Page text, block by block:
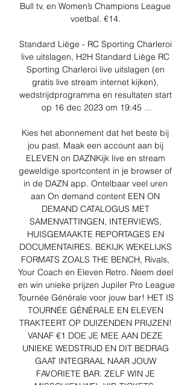
Bull tv, en Women’s Champions League
voetbal. €14.
Standard Liège - RC Sporting Charleroi
live uitslagen, H2H Standard Liège RC
Sporting Charleroi live uitslagen (en
gratis live stream internet kijken),
wedstrijdprogramma en resultaten start
op 16 dec 2023 om 19:45 ...
Kies het abonnement dat het beste bij
jou past. Maak een account aan bij
ELEVEN on DAZNKijk live en stream
geweldige sportcontent in je browser of
in de DAZN app. Ontelbaar veel uren
aan On demand content EEN ON
DEMAND CATALOGUS MET
SAMENVATTINGEN, INTERVIEWS,
HUISGEMAAKTE REPORTAGES EN
DOCUMENTAIRES. BEKIJK WEKELIJKS
FORMATS ZOALS THE BENCH, Rivals,
Your Coach en Eleven Retro. Neem deel
en win unieke prijzen Jupiler Pro League
Tournée Générale voor jouw bar! HET IS
TOURNÉE GÉNÉRALE EN ELEVEN
TRAKTEERT OP DUIZENDEN PRIJZEN!
VANAF €1 DOE JE MEE AAN DEZE
UNIEKE WEDSTRIJD EN DIT BEDRAG
GAAT INTEGRAAL NAAR JOUW
FAVORIETE BAR. ZELF WIN JE